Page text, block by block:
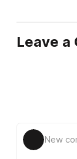
Leave a